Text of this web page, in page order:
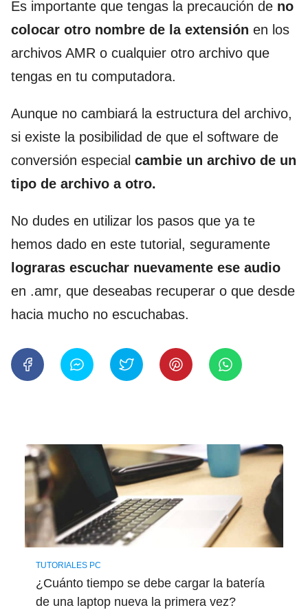
Es importante que tengas la precaución de no
colocar otro nombre de la extensión en los
archivos AMR o cualquier otro archivo que
tengas en tu computadora.
Aunque no cambiará la estructura del archivo,
si existe la posibilidad de que el software de
conversión especial cambie un archivo de un
tipo de archivo a otro.
No dudes en utilizar los pasos que ya te
hemos dado en este tutorial, seguramente
lograras escuchar nuevamente ese audio
en .amr, que deseabas recuperar o que desde
hacia mucho no escuchabas.
TUTORIALES PC
¿Cuánto tiempo se debe cargar la batería
de una laptop nueva la primera vez?